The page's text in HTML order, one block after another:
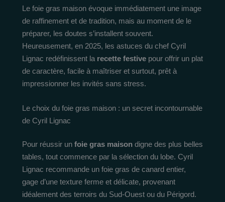
Le foie gras maison évoque immédiatement une image
de raffinement et de tradition, mais au moment de le
préparer, les doutes s’installent souvent.
Heureusement, en 2025, les astuces du chef Cyril
Lignac redéfinissent la recette festive pour offrir un plat
de caractère, facile à maîtriser et surtout, prêt à
impressionner les invités sans stress.
Le choix du foie gras maison : un secret incontournable
de Cyril Lignac
Pour réussir un foie gras maison digne des plus belles
tables, tout commence par la sélection du lobe. Cyril
Lignac recommande un foie gras de canard entier,
gage d’une texture ferme et délicate, provenant
idéalement des terroirs du Sud-Ouest ou du Périgord.